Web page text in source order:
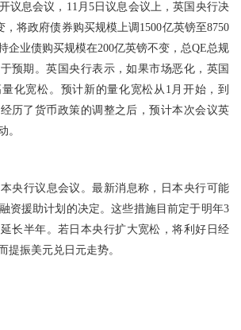
议息会议，11月5日议息会议上，英国央行决
，将政府债券购买规模上调1500亿英镑至8750
企业债购买规模在200亿英镑不变，总QE总规
预期。英国央行表示，如果市场恶化，英国
化宽松。预计新的量化宽松从1月开始，到
历了货币政策的调整之后，预计本次会议英
。
央行议息会议。最新消息称，日本央行可能
资援助计划的决定。这些措施目前定于明年3
长半年。若日本央行扩大宽松，将利好日经
提振美元兑日元走势。